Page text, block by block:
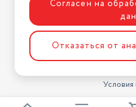
Условия
Нашли ошибку на
Согласен на
Отказаться от